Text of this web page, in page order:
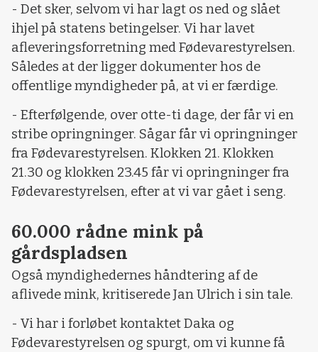
- Det sker, selvom vi har lagt os ned og slået
ihjel på statens betingelser. Vi har lavet
afleveringsforretning med Fødevarestyrelsen.
Således at der ligger dokumenter hos de
offentlige myndigheder på, at vi er færdige.
- Efterfølgende, over otte-ti dage, der får vi en
stribe opringninger. Sågar får vi opringninger
fra Fødevarestyrelsen. Klokken 21. Klokken
21.30 og klokken 23.45 får vi opringninger fra
Fødevarestyrelsen, efter at vi var gået i seng.
60.000 rådne mink på
gårdspladsen
Også myndighedernes håndtering af de
aflivede mink, kritiserede Jan Ulrich i sin tale.
- Vi har i forløbet kontaktet Daka og
Fødevarestyrelsen og spurgt, om vi kunne få